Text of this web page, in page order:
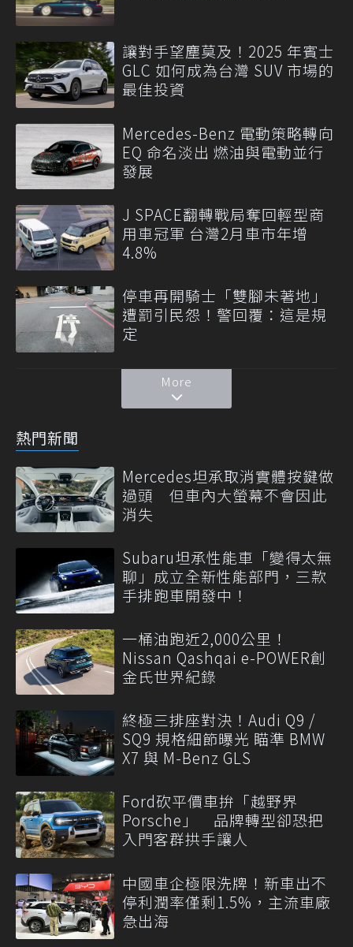
讓對手望塵莫及！2025 年賓士
GLC 如何成為台灣 SUV 市場的
最佳投資
Mercedes-Benz 電動策略轉向
EQ 命名淡出 燃油與電動並行
發展
J SPACE翻轉戰局奪回輕型商
用車冠軍 台灣2月車市年增
4.8%
停車再開騎士「雙腳未著地」
遭罰引民怨！警回覆：這是規
定
More
熱門新聞
Mercedes坦承取消實體按鍵做
過頭 但車內大螢幕不會因此
消失
Subaru坦承性能車「變得太無
聊」成立全新性能部門，三款
手排跑車開發中！
一桶油跑近2,000公里！
Nissan Qashqai e-POWER創
金氏世界紀錄
終極三排座對決！Audi Q9 /
SQ9 規格細節曝光 瞄準 BMW
X7 與 M-Benz GLS
Ford砍平價車拚「越野界
Porsche」 品牌轉型卻恐把
入門客群拱手讓人
中國車企極限洗牌！新車出不
停利潤率僅剩1.5%，主流車廠
急出海